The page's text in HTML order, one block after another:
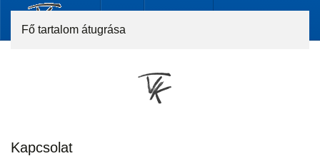
Fő tartalom átugrása
Kapcsolat